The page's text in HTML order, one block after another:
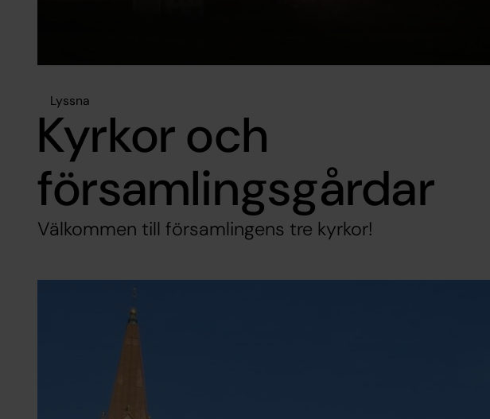
Lyssna
Kyrkor och
församlingsgårdar
Välkommen till församlingens tre kyrkor!